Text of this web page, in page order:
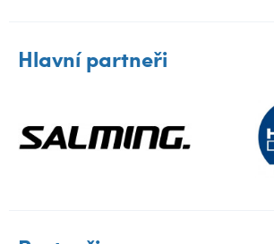
Hlavní partneři